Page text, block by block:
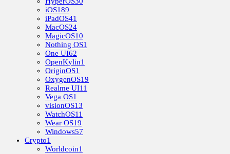
iOS189
iPadOS41
MacOS24
MagicOS10
Nothing OS1
One UI62
OpenKylin1
OriginOS1
OxygenOS19
Realme UI11
Vega OS1
visionOS13
WatchOS11
Wear OS19
Windows57
Crypto1
Worldcoin1